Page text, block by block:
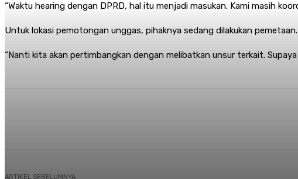
“Waktu hearing dengan DPRD, hal itu menjadi masukan. Kami masih
Untuk lokasi pemotongan unggas, pihaknya sedang dilakukan
“Nanti kita akan pertimbangkan dengan melibatkan unsur terkait.
ARTIKEL SEBELUMNYA